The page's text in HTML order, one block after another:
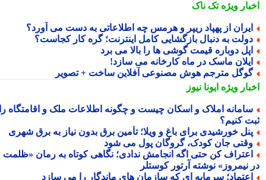
ویژهتک ناک
از پهپاد ریپر و هرمس چه اطلاعاتی به دست می آورد؟
به دنبال بازگشایی کامل اینترنت؛ گره کار کجاست؟
دوباره قیمت گوشی ها را بالا می برد
ماسک در ماه کارخانه می سازد!
مترجم هوش مصنوعی آفلاین ساخت + تصویر
ویژهایونا نیوز
املاک و اسکان چیست و چگونه اطلاعات ملک و اقامتگاه را
کنیم؟
خورشیدی برای باغ و ویلا؛ تأمین برق بدون نیاز به برق شهری
جان کودک، گروگان پول می شود
کن حتی اگه انجامش ندادی؛ نگاهی کوتاه به رمان «ظلمت
نیمروز» نوشته آرتور کوستلر
سرمایه ای که سازمان های ماندگار را می سازد